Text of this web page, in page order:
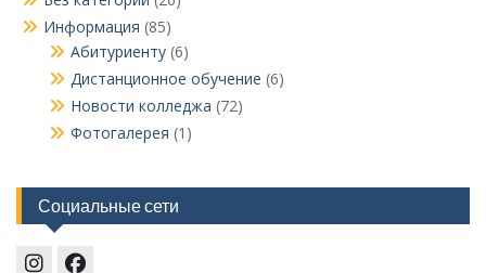
Информация (85)
Абитуриенту (6)
Дистанционное обучение (6)
Новости колледжа (72)
Фотогалерея (1)
Социальные сети